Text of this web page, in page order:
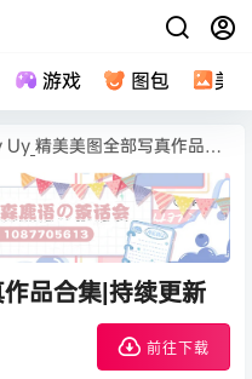
游戏 图包 美
精美美图全部写真作品合集|持续更新
品合集|持续更新
前往下载